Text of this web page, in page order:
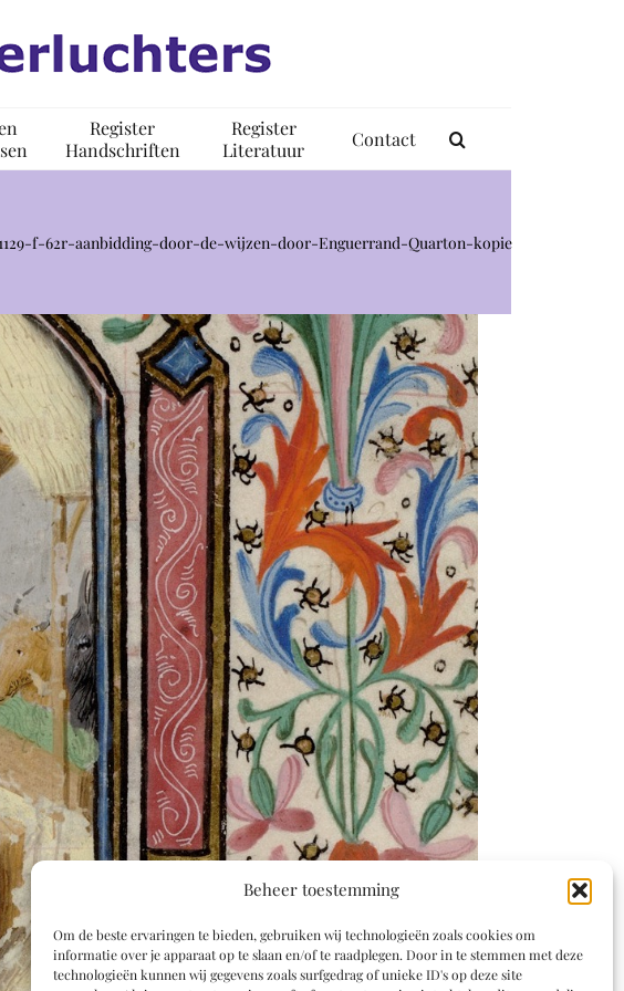
Beheer toestemming
Om de beste ervaringen te bieden, gebruiken wij technologieën zoals cookies om
informatie over je apparaat op te slaan en/of te raadplegen. Door in te stemmen met deze
technologieën kunnen wij gegevens zoals surfgedrag of unieke ID's op deze site
Register
Handschriften
Register
Literatuur
Contact
f-62r-aanbidding-door-de-wijzen-door-Enguerrand-Quarton-kopie